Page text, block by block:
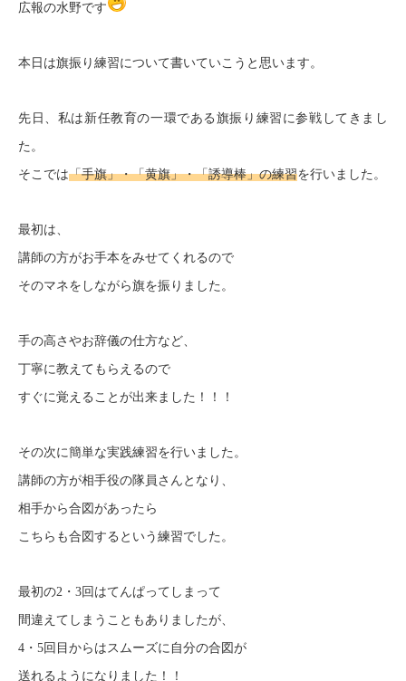
広報の水野です
本日は旗振り練習について書いていこうと思います。
先日、私は新任教育の一環である旗振り練習に参戦してきまし
た。
そこでは「手旗」・「黄旗」・「誘導棒」の練習を行いました。
最初は、
講師の方がお手本をみせてくれるので
そのマネをしながら旗を振りました。
手の高さやお辞儀の仕方など、
丁寧に教えてもらえるので
すぐに覚えることが出来ました！！！
その次に簡単な実践練習を行いました。
講師の方が相手役の隊員さんとなり、
相手から合図があったら
こちらも合図するという練習でした。
最初の2・3回はてんぱってしまって
間違えてしまうこともありましたが、
4 ・5回目からはスムーズに自分の合図が
送れるようになりました！！